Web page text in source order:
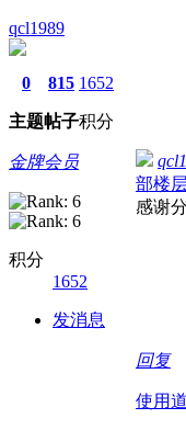
qcl1989
0
主题
815
帖子
1652
积分
金牌会员
积分
1652
发消息
部楼
感谢
回复
使用